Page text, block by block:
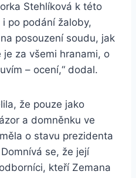
Stehlíková k této
po podání žaloby,
posouzení soudu, jak
za všemi hranami, o
– ocení,“ dodal.
že pouze jako
a domněnku ve
o stavu prezidenta
se, že její
kteří Zemana